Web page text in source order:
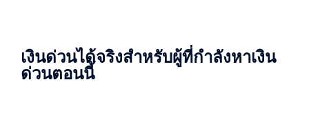
เงินด่วนได้จริงสำหรับผู้ที่กำลังหาเงิน
ด่วนตอนนี้